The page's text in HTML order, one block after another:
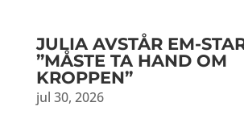
JULIA AVSTÅR EM-
”MÅSTE TA HAND OM
KROPPEN”
jul 30, 2026